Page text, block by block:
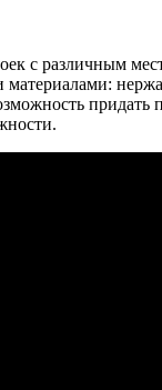
с различным
материалами:
придать